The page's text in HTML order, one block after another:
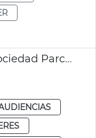
Nombramiento gerente Sociedad Parco Central València